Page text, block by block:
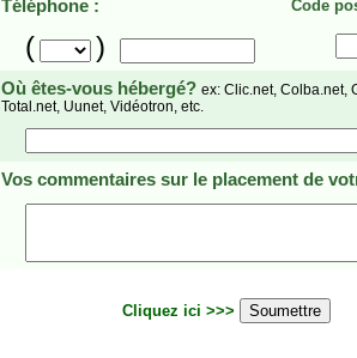
Téléphone : Code
( )
Où êtes-vous hébergé? ex: Clic.net, Colba.net,
Total.net, Uunet, Vidéotron, etc.
Vos commentaires sur le placement de
Cliquez ici >>>